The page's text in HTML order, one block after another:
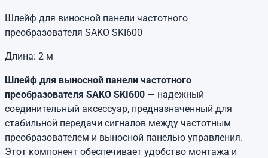
Шлейф для виносной панели частотного
преобразователя SAKO SKI600
Длина: 2 м
Шлейф для выносной панели частотного
преобразователя SAKO SKI600 — надежный
соединительный аксессуар, предназначенный для
стабильной передачи сигналов между частотным
преобразователем и выносной панелью управления.
Этот компонент обеспечивает удобство монтажа и